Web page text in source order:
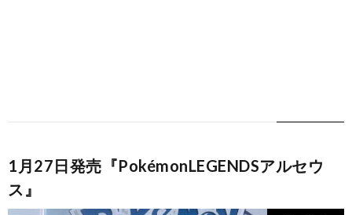
1月27日発売『PokémonLEGENDSアルセウ
ス』